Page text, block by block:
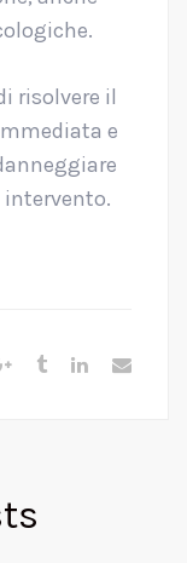
risolvere il
e